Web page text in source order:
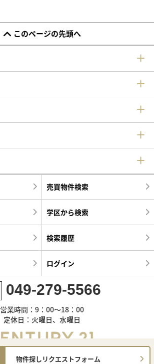
物件探しリクエストフォーム
このページの先頭へ
売買物件検索
学区から検索
検索履歴
ログイン
049-279-5566
営業時間：9：00～18：00
定休日：火曜日、水曜日